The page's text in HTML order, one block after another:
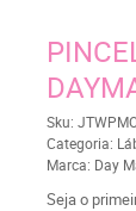
Sku:
Categoria:
Marca: Day
Seja o